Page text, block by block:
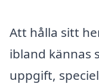
Att hålla sitt
ibland kännas
uppgift,